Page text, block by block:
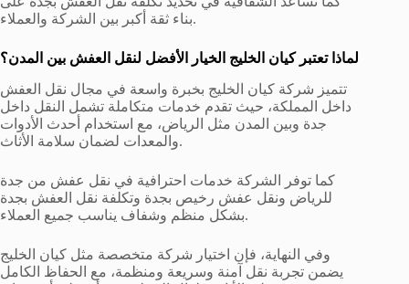
بناء ثقة أكبر بين الشركة والعملاء.
لماذا تعتبر كيان الخليج الخيار الأفضل لنقل العفش بين المدن؟
تتميز شركة كيان الخليج بخبرة واسعة في مجال نقل العفش
داخل المملكة، حيث تقدم خدمات متكاملة تشمل النقل داخل
جدة وبين المدن مثل الرياض، مع استخدام أحدث الأدوات
والمعدات لضمان سلامة الأثاث.
كما توفر الشركة خدمات احترافية في نقل عفش من جدة
للرياض ونقل عفش رخيص بجدة وتكلفة نقل العفش بجدة
بشكل منظم وشفاف يناسب جميع العملاء.
وفي النهاية، فإن اختيار شركة متخصصة مثل كيان الخليج
يضمن تجربة نقل آمنة وسريعة ومنظمة، مع الحفاظ الكامل